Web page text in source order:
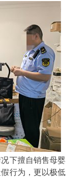
下擅自销售母婴
行为，更以极低